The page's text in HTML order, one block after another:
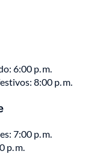
6:00 p. m.
8:00 p. m.
7:00 p. m.
p. m.